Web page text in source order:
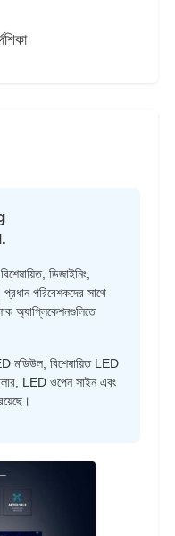
ডিজাইনিং,
পরিবেশকদের সাথে
অ্যাপ্লিকেশনগুলিতে
মডিউল, বিশেষায়িত LED
LED ওপেন সাইন এবং